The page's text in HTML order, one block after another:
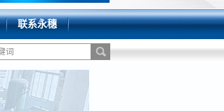
联系永穗